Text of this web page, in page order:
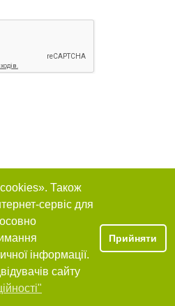
Також
сервіс для
інформації.
сайту
Прийняти